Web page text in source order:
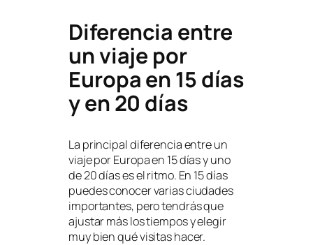
Diferencia entre
un viaje por
Europa en 15 días
y en 20 días
La principal diferencia entre un
viaje por Europa en 15 días y uno
de 20 días es el ritmo. En 15 días
puedes conocer varias ciudades
importantes, pero tendrás que
ajustar más los tiempos y elegir
muy bien qué visitas hacer.